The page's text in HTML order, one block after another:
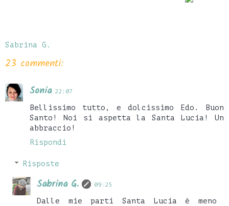
Sabrina G.
23 commenti:
Sonia 22:07
Bellissimo tutto, e dolcissimo Edo. Buon
Santo! Noi si aspetta la Santa Lucia! Un
abbraccio!
Rispondi
Risposte
Sabrina G. 09:25
Dalle mie parti Santa Lucia è meno